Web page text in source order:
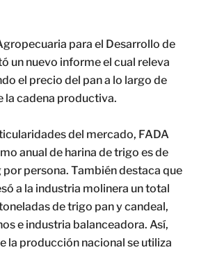
para el Desarrollo de
un nuevo informe el cual releva
el precio del pan a lo largo de
la cadena productiva.
del mercado, FADA
anual de harina de trigo es de
persona. También destaca que
a la industria molinera un total
de trigo pan y candeal,
e industria balanceadora. Así,
la producción nacional se utiliza